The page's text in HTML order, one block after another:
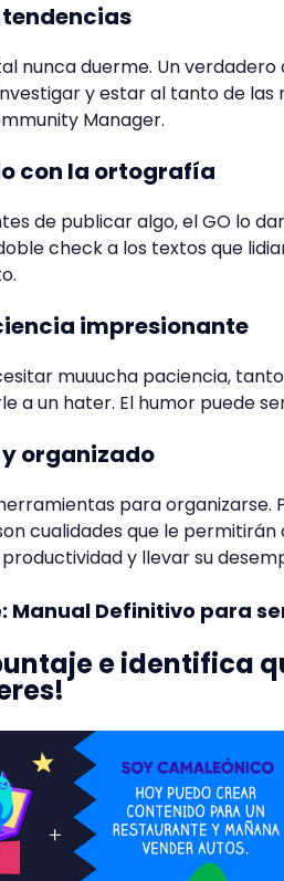
nunca duerme. Un
y estar al tanto de
Manager.
con la ortografía
de publicar algo, el GO lo
check a los textos que
impresionante
muuucha paciencia,
a un hater. El humor puede
organizado
para
cualidades que le
y llevar su
Manual Definitivo para
e identifica